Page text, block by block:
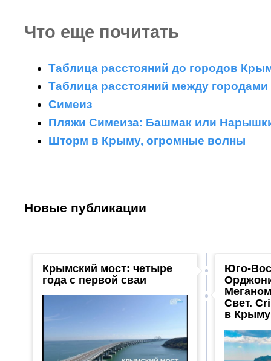
Что еще почитать
Таблица расстояний до городов
Таблица расстояний между
Симеиз
Пляжи Симеиза: Башмак или
Шторм в Крыму, огромные волны
Новые публикации
Крымский мост: четыре
года с первой сваи
Юго-
Свет.
в Крыму